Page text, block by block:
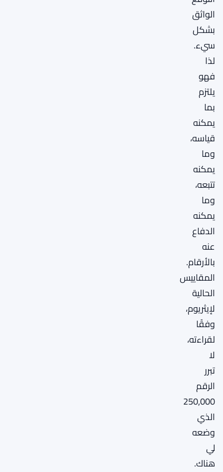
الواثق
بشكل
سيء.
لذا
فهو
يلتزم
بما
يمكنه
قياسه،
وما
يمكنه
تتبعه،
وما
يمكنه
الدفاع
عنه
بالأرقام.
المقاييس
الحالية
لإيثريوم،
وفقًا
لقراءته،
لا
تبرر
الرقم
250,000
الذي
وضعه
لي
هناك.